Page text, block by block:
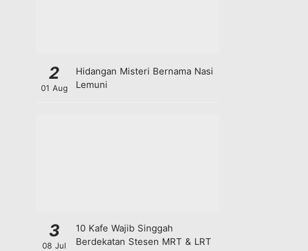
2
01 Aug
Hidangan Misteri Bernama Nasi
Lemuni
3
08 Jul
10 Kafe Wajib Singgah
Berdekatan Stesen MRT & LRT